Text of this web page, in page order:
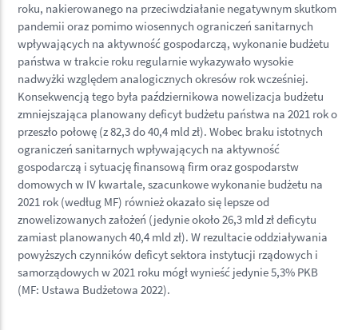
roku, nakierowanego na przeciwdziałanie negatywnym skutkom
pandemii oraz pomimo wiosennych ograniczeń sanitarnych
wpływających na aktywność gospodarczą, wykonanie budżetu
państwa w trakcie roku regularnie wykazywało wysokie
nadwyżki względem analogicznych okresów rok wcześniej.
Konsekwencją tego była październikowa nowelizacja budżetu
zmniejszająca planowany deficyt budżetu państwa na 2021 rok o
przeszło połowę (z 82,3 do 40,4 mld zł). Wobec braku istotnych
ograniczeń sanitarnych wpływających na aktywność
gospodarczą i sytuację finansową firm oraz gospodarstw
domowych w IV kwartale, szacunkowe wykonanie budżetu na
2021 rok (według MF) również okazało się lepsze od
znowelizowanych założeń (jedynie około 26,3 mld zł deficytu
zamiast planowanych 40,4 mld zł). W rezultacie oddziaływania
powyższych czynników deficyt sektora instytucji rządowych i
samorządowych w 2021 roku mógł wynieść jedynie 5,3% PKB
(MF: Ustawa Budżetowa 2022).